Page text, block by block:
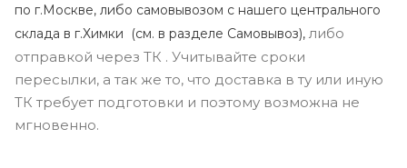
по г.Москве, либо самовывозом с нашего центрального
склада в г.Химки (см. в разделе Самовывоз), либо
отправкой через ТК . Учитывайте сроки
пересылки, а так же то, что доставка в ту или иную
ТК требует подготовки и поэтому возможна не
мгновенно.